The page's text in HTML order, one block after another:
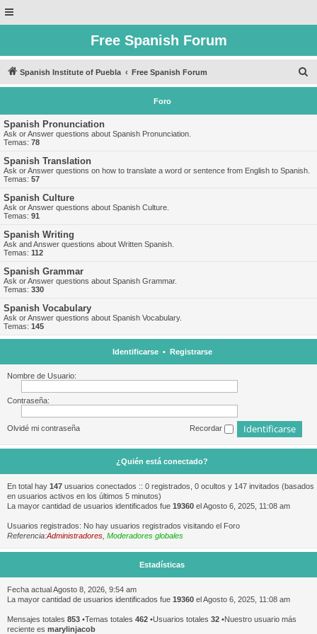
Free Spanish Forum
Spanish Institute of Puebla Free Spanish Forum
u
Foro
Spanish Pronunciation
Ask or Answer questions about Spanish Pronunciation.
Temas: 78
Spanish Translation
Ask or Answer questions on how to translate a word or sentence from English to Spanish.
Temas: 57
Spanish Culture
Ask or Answer questions about Spanish Culture.
Temas: 91
Spanish Writing
Ask and Answer questions about Written Spanish.
Temas: 112
Spanish Grammar
Ask or Answer questions about Spanish Grammar.
Temas: 330
Spanish Vocabulary
Ask or Answer questions about Spanish Vocabulary.
Temas: 145
Identificarse• Registrarse
Nombre de Usuario:
Contraseña:
Olvidé mi contraseña Recordar
¿Quién está conectado?
En total hay 147 usuarios conectados :: 0 registrados, 0 ocultos y 147 invitados (basados
en usuarios activos en los últimos 5 minutos)
La mayor cantidad de usuarios identificados fue 19360 el Agosto 6, 2025, 11:08 am
Usuarios registrados: No hay usuarios registrados visitando el Foro
Referencia:Administradores Moderadores globales
Estadísticas
Fecha actual Agosto 8, 2026, 9:54 am
La mayor cantidad de usuarios identificados fue 19360 el Agosto 6, 2025, 11:08 am
Mensajes totales 853 •Temas totales 462 •Usuarios totales 32 •Nuestro usuario más
reciente es marylinjacob